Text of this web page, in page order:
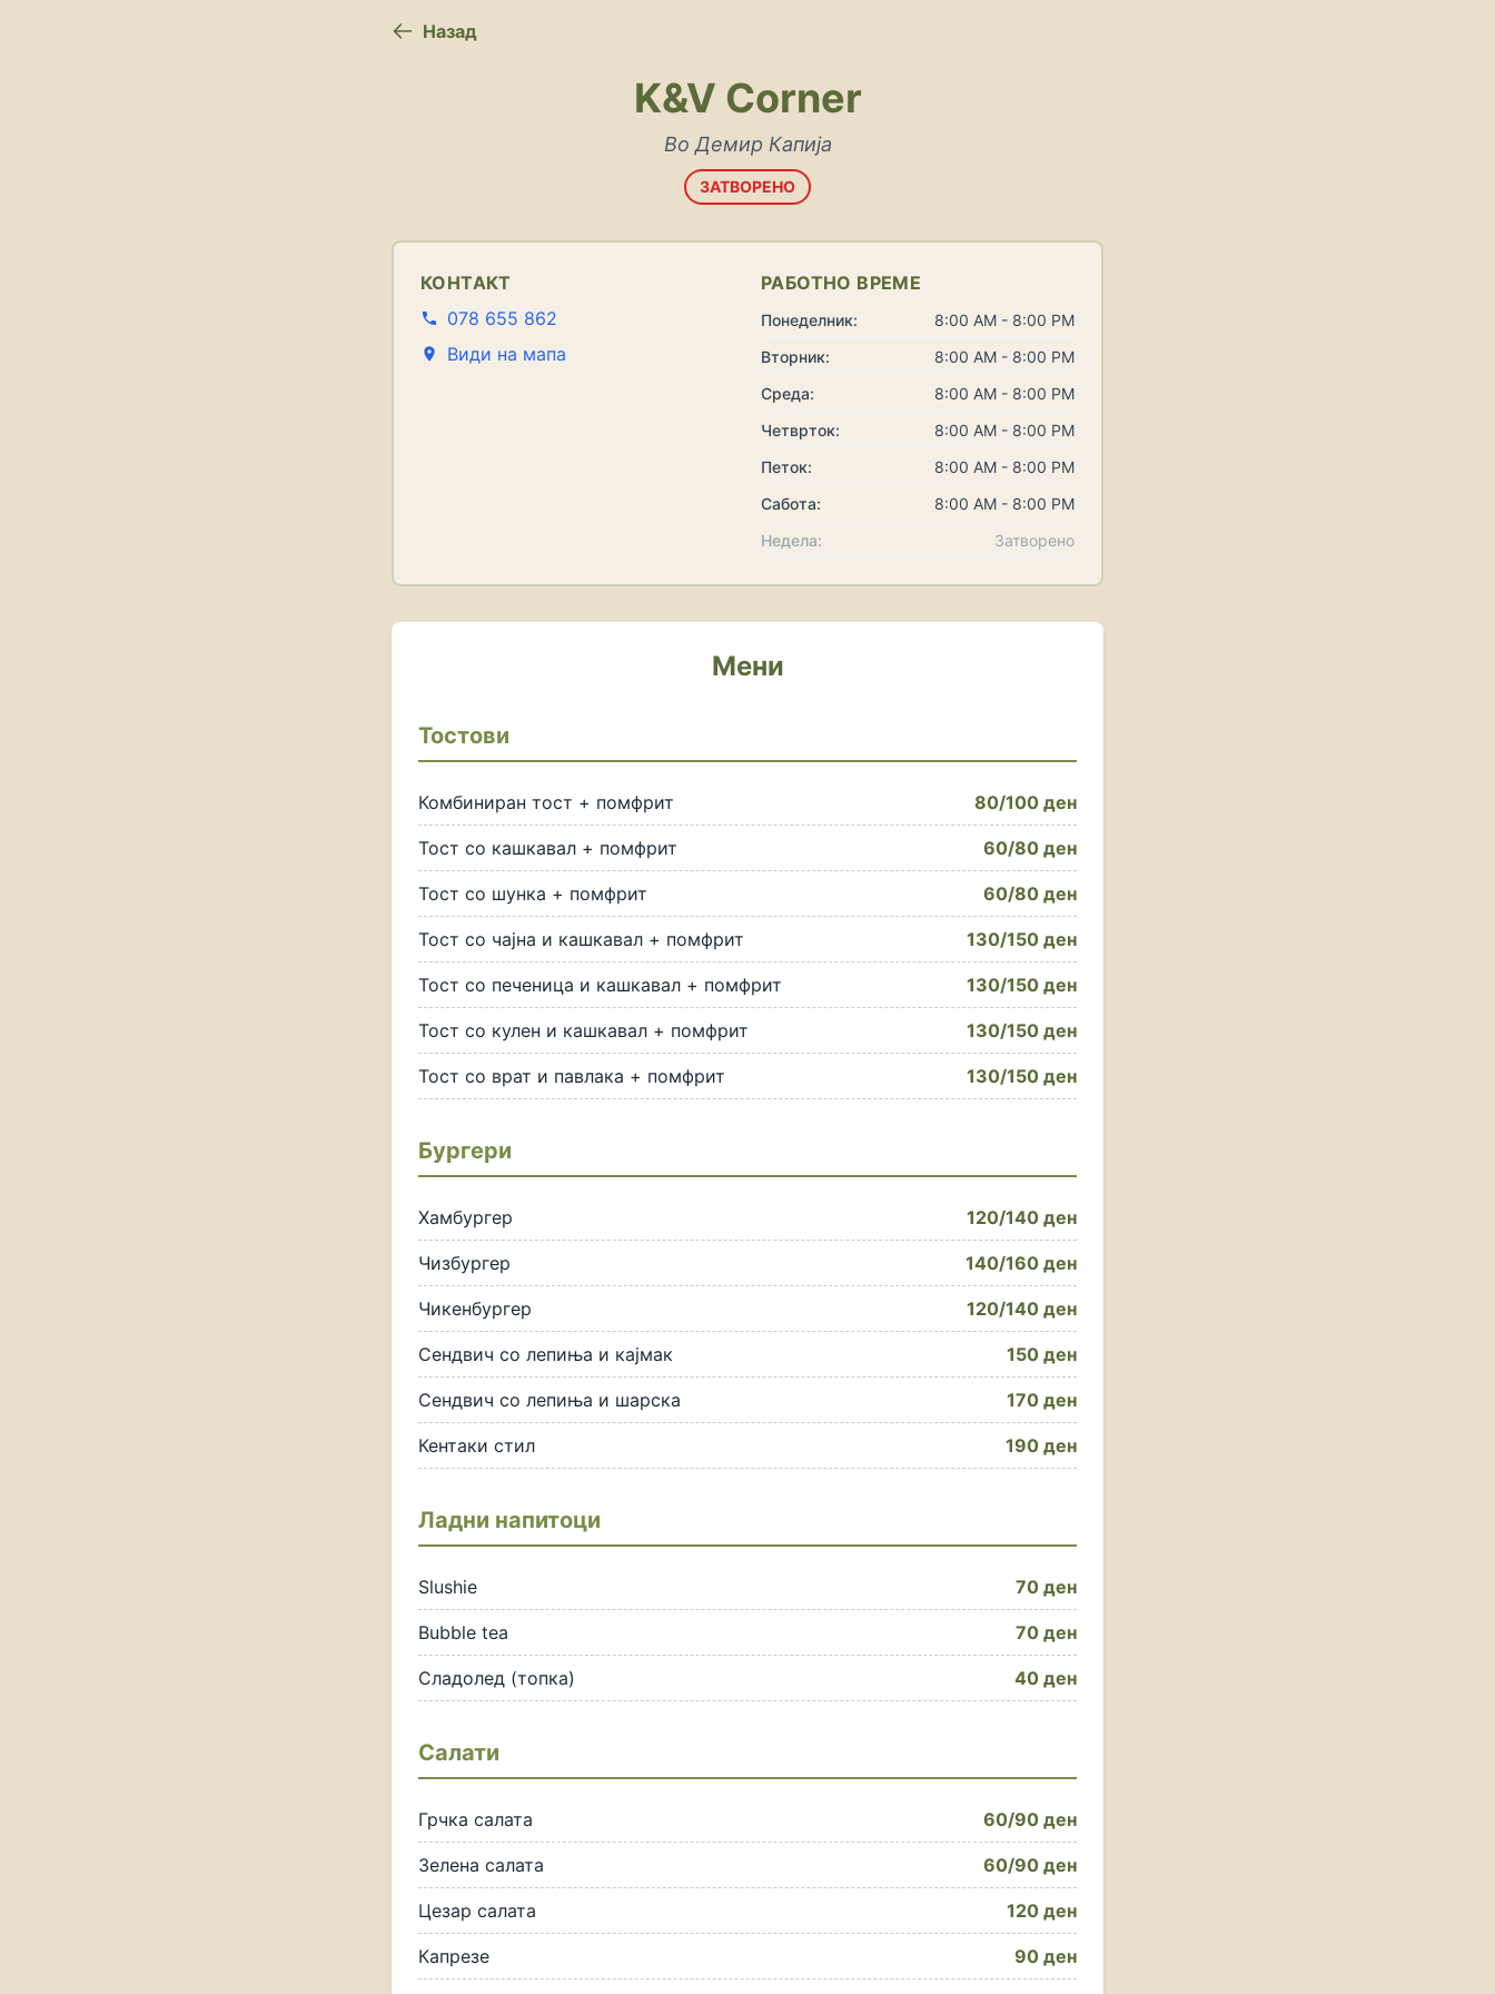
Назад
K&V Corner
Во Демир Капија
ЗАТВОРЕНО
КОНТАКТ
078 655 862
Види на мапа
РАБОТНО ВРЕМЕ
Понеделник:
8:00 AM - 8:00 PM
Вторник:
8:00 AM - 8:00 PM
Среда:
8:00 AM - 8:00 PM
Четврток:
8:00 AM - 8:00 PM
Петок:
8:00 AM - 8:00 PM
Сабота:
8:00 AM - 8:00 PM
Недела:
Затворено
Мени
Тостови
Комбиниран тост + помфрит 80/100 ден
Тост со кашкавал + помфрит 60/80 ден
Тост со шунка + помфрит 60/80 ден
Тост со чајна и кашкавал + помфрит 130/150 ден
Тост со печеница и кашкавал + помфрит 130/150 ден
Тост со кулен и кашкавал + помфрит 130/150 ден
Тост со врат и павлака + помфрит 130/150 ден
Бургери
Хамбургер 120/140 ден
Чизбургер 140/160 ден
Чикенбургер 120/140 ден
Сендвич со лепиња и кајмак 150 ден
Сендвич со лепиња и шарска 170 ден
Кентаки стил 190 ден
Ладни напитоци
Slushie 70 ден
Bubble tea 70 ден
Сладолед (топка) 40 ден
Салати
Грчка салата 60/90 ден
Зелена салата 60/90 ден
Цезар салата 120 ден
Капрезе 90 ден